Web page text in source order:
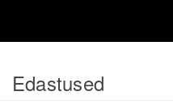
Edastused